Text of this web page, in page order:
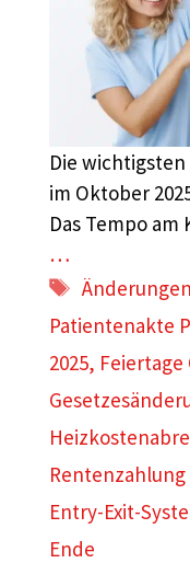
Die
im Oktober
Das Tempo
…
Patientenakte
2025, Feiertage
Entry-Exit-
Ende